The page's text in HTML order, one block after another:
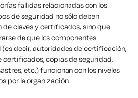
fallidas relacionadas con los
de seguridad no sólo deben
claves y certificados, sino que
de que los componentes
(es decir, autoridades de certificación,
certificados, copias de seguridad,
etc.) funcionan con los niveles
por la organización.